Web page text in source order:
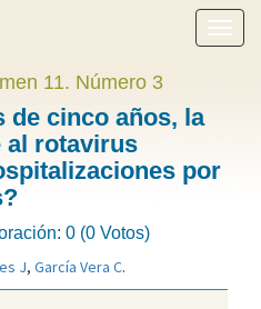
menú
11. Número 3
de cinco años, la
al rotavirus
por
0 (0 Votos)
J, García Vera C.